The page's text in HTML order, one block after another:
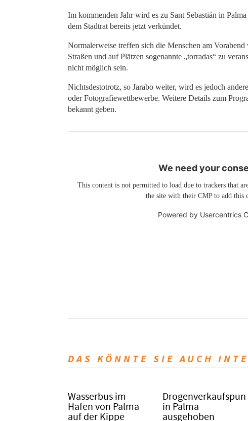
Im kommenden Jahr wird es zu Sant Sebastián in
dem Stadtrat bereits jetzt verkündet.
Normalerweise treffen sich die Menschen am Vorabend
Straßen und auf Plätzen sogenannte „torradas“ zu
nicht möglich sein.
Nichtsdestotrotz, so Jarabo weiter, wird es jedoch
oder Fotografiewettbewerbe. Weitere Details zum
bekannt geben.
We need your
This content is not permitted to load due to trackers that
the site with their CMP to add this
Powered by Usercentrics
DAS KÖNNTE SIE AUCH
Wasserbus im
Hafen von Palma
auf der Kippe
Drogenverkaufspunkt
in Palma
ausgehoben